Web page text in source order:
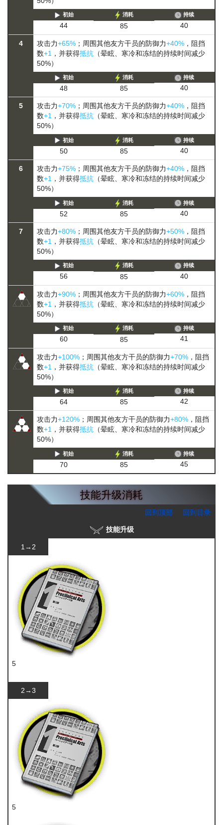
初始
44
消耗
85
持续
40
4 攻击力+65% ；周围其他友方干员的防御力+40% ，阻挡
数+1 ，并获得抵抗 （晕眩、寒冷和冻结的持续时间减少
50%）
初始
48
消耗
85
持续
40
5 攻击力+70% ；周围其他友方干员的防御力+40% ，阻挡
数+1 ，并获得抵抗 （晕眩、寒冷和冻结的持续时间减少
50%）
初始
50
消耗
85
持续
40
6 攻击力+75% ；周围其他友方干员的防御力+40% ，阻挡
数+1 ，并获得抵抗 （晕眩、寒冷和冻结的持续时间减少
50%）
初始
52
消耗
85
持续
40
7 攻击力+80% ；周围其他友方干员的防御力+50% ，阻挡
数+1 ，并获得抵抗 （晕眩、寒冷和冻结的持续时间减少
50%）
初始
56
消耗
85
持续
40
攻击力+90% ；周围其他友方干员的防御力+60% ，阻挡
数+1 ，并获得抵抗 （晕眩、寒冷和冻结的持续时间减少
50%）
初始
60
消耗
85
持续
41
攻击力+100% ；周围其他友方干员的防御力+70% ，阻挡
数+1 ，并获得抵抗 （晕眩、寒冷和冻结的持续时间减少
50%）
初始
64
消耗
85
持续
42
攻击力+120% ；周围其他友方干员的防御力+80% ，阻挡
数+1 ，并获得抵抗 （晕眩、寒冷和冻结的持续时间减少
50%）
初始
70
消耗
85
持续
45
技能升级消耗
回到顶部 回到目录
技能升级
1→2
5
2→3
5